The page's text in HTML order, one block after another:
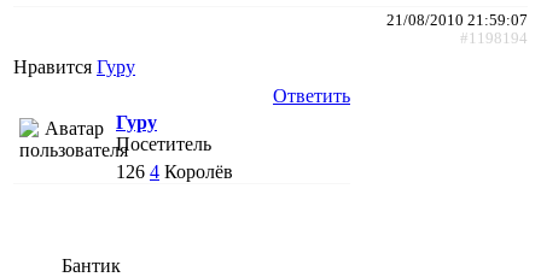
21/08/2010 21:59:07
#1198194
Нравится Гуру
Ответить
Гуру
Посетитель
126 4 Королёв
Бантик